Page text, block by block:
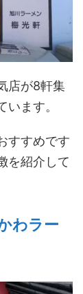
店が8軒集
ます。
すすめです
を紹介して
わラー